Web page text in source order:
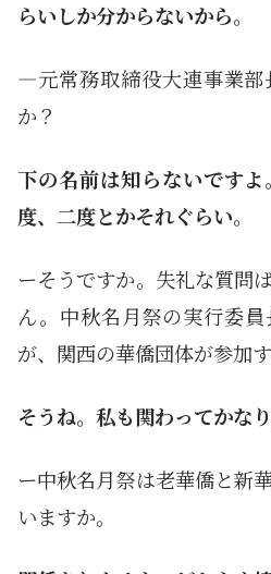
らいしか分からないから。
―元常務取締役大連事業部
か？
下の名前は知らないです
度、二度とかそれぐらい。
ーそうですか。失礼な質問
ん。中秋名月祭の実行委
が、関西の華僑団体が参加す
そうね。私も関わってかなり
ー中秋名月祭は老華僑と新
いますか。